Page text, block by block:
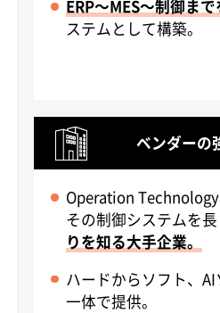
ERP～MES～制御ま
ステムとして構築。
ベンダーの
Operation
その制御システムを長
りを知る大手企業。
ハードからソフト、
一体で提供。